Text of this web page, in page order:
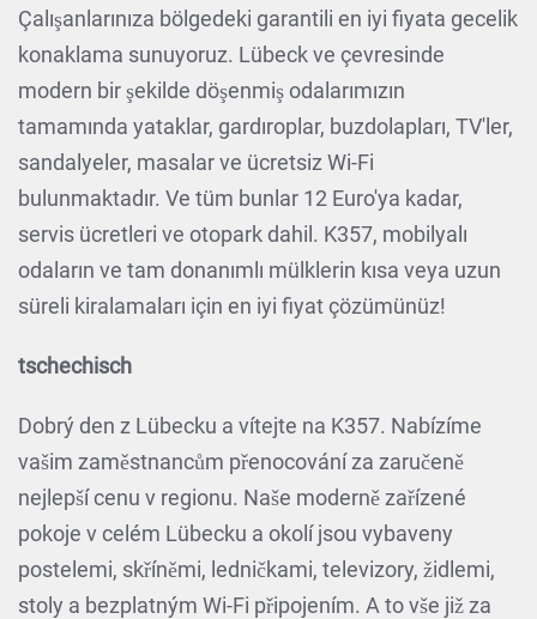
Çalışanlarınıza bölgedeki garantili en iyi fiyata gecelik
konaklama sunuyoruz. Lübeck ve çevresinde
modern bir şekilde döşenmiş odalarımızın
tamamında yataklar, gardıroplar, buzdolapları, TV'ler,
sandalyeler, masalar ve ücretsiz Wi-Fi
bulunmaktadır. Ve tüm bunlar 12 Euro'ya kadar,
servis ücretleri ve otopark dahil. K357, mobilyalı
odaların ve tam donanımlı mülklerin kısa veya uzun
süreli kiralamaları için en iyi fiyat çözümünüz!
tschechisch
Dobrý den z Lübecku a vítejte na K357. Nabízíme
vašim zaměstnancům přenocování za zaručeně
nejlepší cenu v regionu. Naše moderně zařízené
pokoje v celém Lübecku a okolí jsou vybaveny
postelemi, skříněmi, ledničkami, televizory, židlemi,
stoly a bezplatným Wi-Fi připojením. A to vše již za